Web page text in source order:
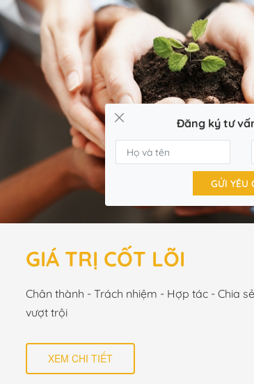
GIÁ TRỊ CỐT LÕI
Chân thành - Trách nhiệm - Hợp tác - Chia
vượt trội
XEM CHI TIẾT
Đăng ký tư
GỬI YÊU